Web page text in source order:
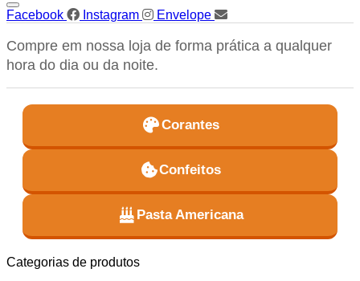
Facebook Instagram Envelope
Compre em nossa loja de forma prática a qualquer
hora do dia ou da noite.
Corantes
Confeitos
Pasta Americana
Categorias de produtos